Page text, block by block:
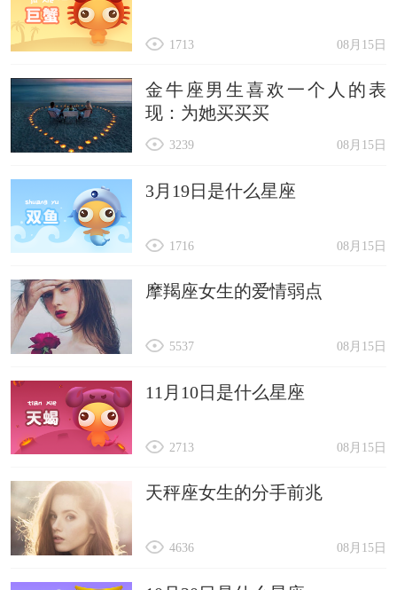
08月15日
1713
金牛座男生喜欢一个人的表
现：为她买买买
08月15日
3239
3月19日是什么星座
08月15日
1716
摩羯座女生的爱情弱点
08月15日
5537
11月10日是什么星座
08月15日
2713
天秤座女生的分手前兆
08月15日
4636